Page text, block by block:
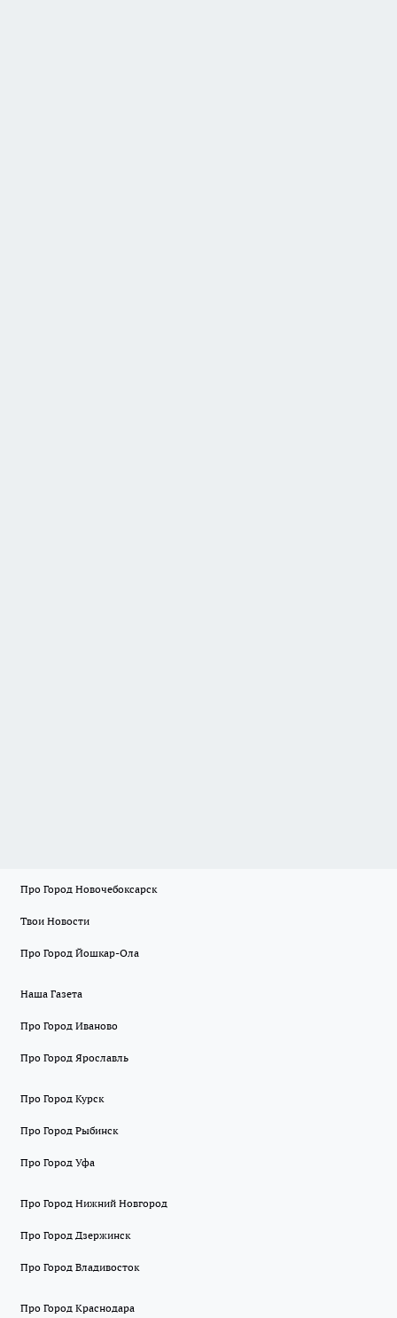
Про Город Новочебоксарск
Твои Новости
Про Город Йошкар-Ола
Наша Газета
Про Город Иваново
Про Город Ярославль
Про Город Курск
Про Город Рыбинск
Про Город Уфа
Про Город Нижний Новгород
Про Город Дзержинск
Про Город Владивосток
Про Город Краснодара